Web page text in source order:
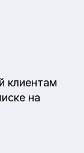
клиентам
на